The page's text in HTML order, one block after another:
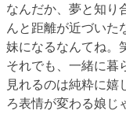
なんだか、夢と知り
んと距離が近づいた
妹になるなんてね。
それでも、一緒に暮
見れるのは純粋に嬉
ろ表情が変わる娘じ